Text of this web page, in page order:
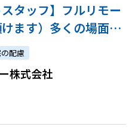
タッフ】フルリモー
ます）多くの場面
スピタリティが活か
配慮
株式会社
ージェントサービス
ービス